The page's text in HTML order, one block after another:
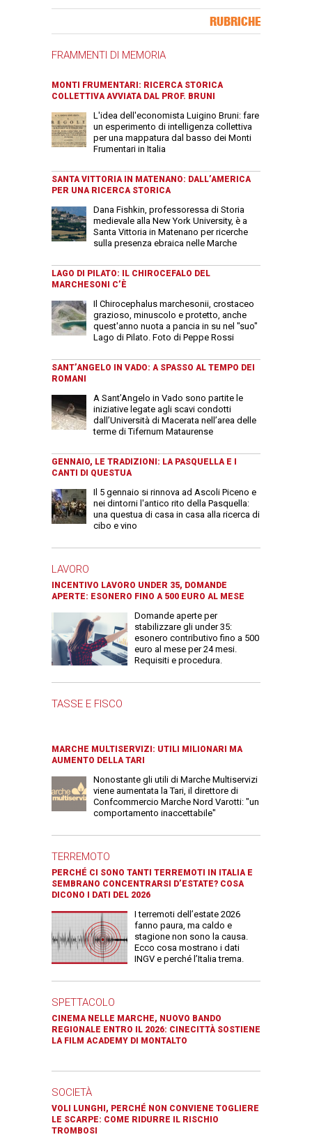
RUBRICHE
FRAMMENTI DI MEMORIA
MONTI FRUMENTARI: RICERCA STORICA
COLLETTIVA AVVIATA DAL PROF. BRUNI
L'idea dell'economista Luigino Bruni: fare
un esperimento di intelligenza collettiva
per una mappatura dal basso dei Monti
Frumentari in Italia
SANTA VITTORIA IN MATENANO: DALL’AMERICA
PER UNA RICERCA STORICA
Dana Fishkin, professoressa di Storia
medievale alla New York University, è a
Santa Vittoria in Matenano per ricerche
sulla presenza ebraica nelle Marche
LAGO DI PILATO: IL CHIROCEFALO DEL
MARCHESONI C’È
Il Chirocephalus marchesonii, crostaceo
grazioso, minuscolo e protetto, anche
quest'anno nuota a pancia in su nel "suo"
Lago di Pilato. Foto di Peppe Rossi
SANT’ANGELO IN VADO: A SPASSO AL TEMPO DEI
ROMANI
A Sant’Angelo in Vado sono partite le
iniziative legate agli scavi condotti
dall’Università di Macerata nell’area delle
terme di Tifernum Mataurense
GENNAIO, LE TRADIZIONI: LA PASQUELLA E I
CANTI DI QUESTUA
Il 5 gennaio si rinnova ad Ascoli Piceno e
nei dintorni l'antico rito della Pasquella:
una questua di casa in casa alla ricerca di
cibo e vino
LAVORO
INCENTIVO LAVORO UNDER 35, DOMANDE
APERTE: ESONERO FINO A 500 EURO AL MESE
Domande aperte per
stabilizzare gli under 35:
esonero contributivo fino a 500
euro al mese per 24 mesi.
Requisiti e procedura.
TASSE E FISCO
MARCHE MULTISERVIZI: UTILI MILIONARI MA
AUMENTO DELLA TARI
Nonostante gli utili di Marche Multiservizi
viene aumentata la Tari, il direttore di
Confcommercio Marche Nord Varotti: "un
comportamento inaccettabile"
TERREMOTO
PERCHÉ CI SONO TANTI TERREMOTI IN ITALIA E
SEMBRANO CONCENTRARSI D’ESTATE? COSA
DICONO I DATI DEL 2026
I terremoti dell’estate 2026
fanno paura, ma caldo e
stagione non sono la causa.
Ecco cosa mostrano i dati
INGV e perché l’Italia trema.
SPETTACOLO
CINEMA NELLE MARCHE, NUOVO BANDO
REGIONALE ENTRO IL 2026: CINECITTÀ SOSTIENE
LA FILM ACADEMY DI MONTALTO
SOCIETÀ
VOLI LUNGHI, PERCHÉ NON CONVIENE TOGLIERE
LE SCARPE: COME RIDURRE IL RISCHIO
TROMBOSI